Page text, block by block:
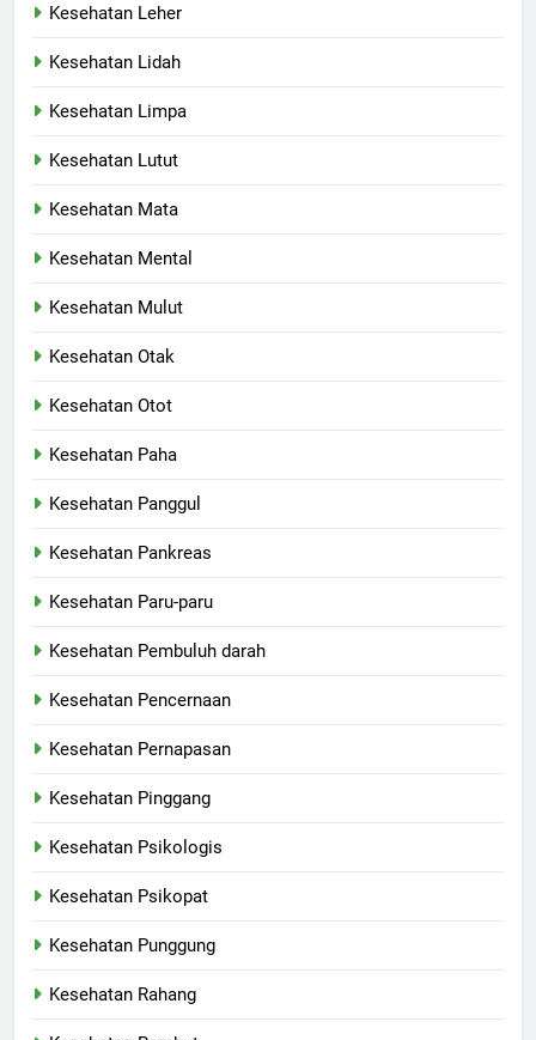
Kesehatan Leher
Kesehatan Lidah
Kesehatan Limpa
Kesehatan Lutut
Kesehatan Mata
Kesehatan Mental
Kesehatan Mulut
Kesehatan Otak
Kesehatan Otot
Kesehatan Paha
Kesehatan Panggul
Kesehatan Pankreas
Kesehatan Paru-paru
Kesehatan Pembuluh darah
Kesehatan Pencernaan
Kesehatan Pernapasan
Kesehatan Pinggang
Kesehatan Psikologis
Kesehatan Psikopat
Kesehatan Punggung
Kesehatan Rahang